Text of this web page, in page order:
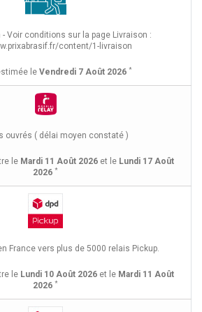
- Voir conditions sur la page Livraison :
content/1-livraison
le Vendredi 7 Août 2026 *
ouvrés ( délai moyen constaté )
le Mardi 11 Août 2026et le Lundi 17 Août
2026 *
France vers plus de 5000 relais Pickup.
le Lundi 10 Août 2026et le Mardi 11 Août
2026 *